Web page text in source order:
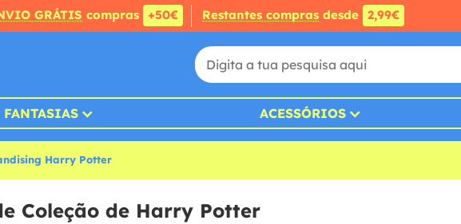
GRÁTIS compras +50€ Restantes compras desde 2,99€
FANTASIAS ACESSÓRIOS
Harry Potter
Coleção de Harry Potter